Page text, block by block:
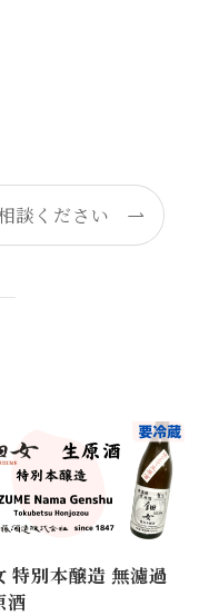
談ください
特別本醸造 無濾過
酒